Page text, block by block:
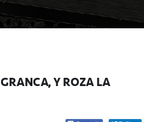
Y ROZA LA